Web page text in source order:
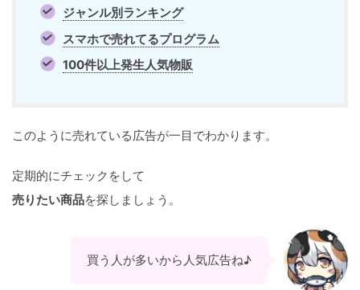
ジャンル別ランキング
スマホで売れてるプログラム
100件以上発生人気物販
このように売れている広告が一目でわかります。
定期的にチェックをして
売りたい商品を探しましょう。
買う人が多いから人気広告ね♪